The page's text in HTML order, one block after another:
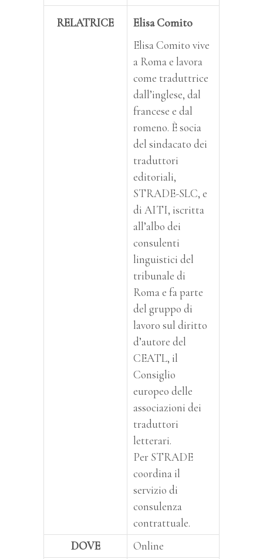
RELATRICE
Elisa Comito
Elisa Comito vive
a Roma e lavora
come traduttrice
dall’inglese, dal
francese e dal
romeno. È socia
del sindacato dei
traduttori
editoriali,
STRADE-SLC, e
di AITI, iscritta
all’albo dei
consulenti
linguistici del
tribunale di
Roma e fa parte
del gruppo di
lavoro sul diritto
d’autore del
CEATL, il
Consiglio
europeo delle
associazioni dei
traduttori
letterari.
Per STRADE
coordina il
servizio di
consulenza
contrattuale.
DOVE
Online